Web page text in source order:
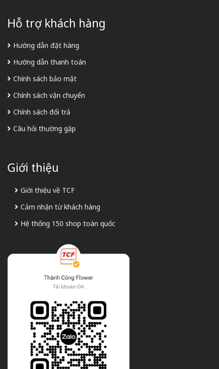
Hỗ trợ khách hàng
Hướng dẫn đặt hàng
Hướng dẫn thanh toán
Chính sách bảo mật
Chính sách vận chuyển
Chính sách đổi trả
Câu hỏi thường gặp
Giới thiệu
Giới thiệu về TCF
Cảm nhận từ khách hàng
Hệ thống 150 shop toàn quốc